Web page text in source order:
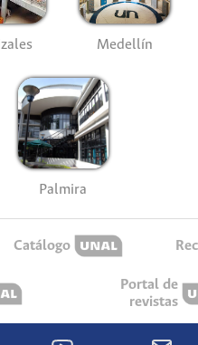
Medellín
Palmira
Catálogo
Portal de
revistas